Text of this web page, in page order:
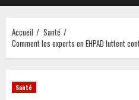
principal
Accueil
Santé
Comment les experts en EHPAD luttent
Santé